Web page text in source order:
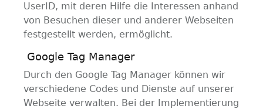
UserID, mit deren Hilfe die Interessen anhand
von Besuchen dieser und anderer Webseiten
festgestellt werden, ermöglicht.
Google Tag Manager
Durch den Google Tag Manager können wir
verschiedene Codes und Dienste auf unserer
Webseite verwalten. Bei der Implementierung